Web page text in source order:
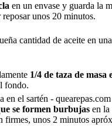
en un envase y guarda la
reposar unos 20 minutos.
cantidad de aceite en
1/4 de taza de masa
fondo.
se formen burbujas en la
firmes, unos 2 minutos